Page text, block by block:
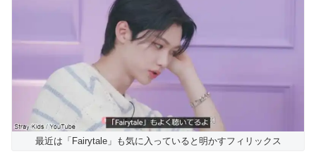
最近は「Fairytale」も気に入っていると明かすフィリックス